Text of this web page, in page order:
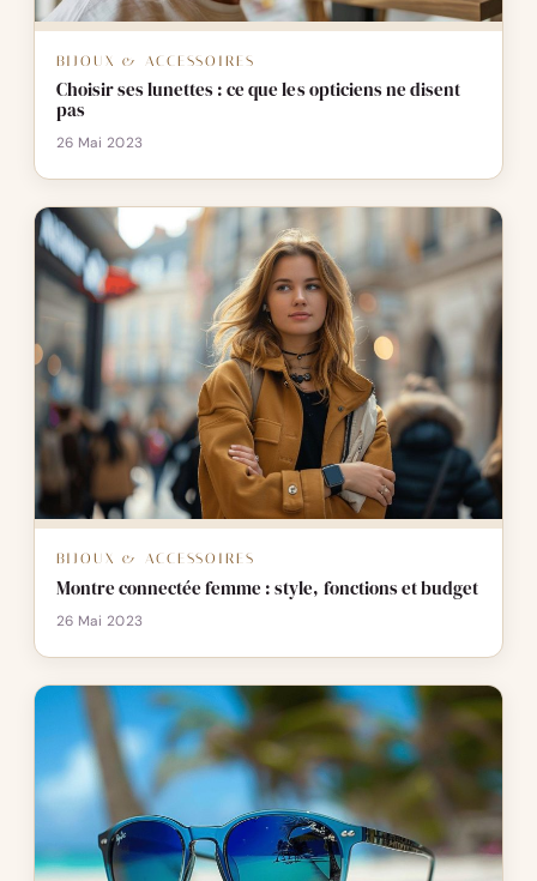
BIJOUX & ACCESSOIRES
Choisir ses lunettes : ce que les opticiens ne disent
pas
26 Mai 2023
BIJOUX & ACCESSOIRES
Montre connectée femme : style, fonctions et budget
26 Mai 2023